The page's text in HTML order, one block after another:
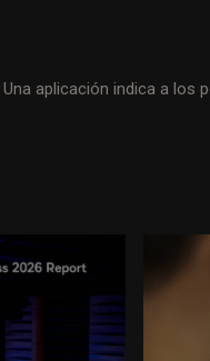
Una aplicación indica a los